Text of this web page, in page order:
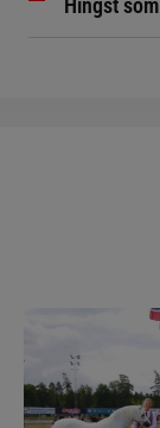
Hingst